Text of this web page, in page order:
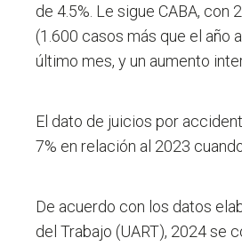
de 4.5%. Le sigue CABA, con
(1.600 casos más que el año
último mes, y un aumento
El dato de juicios por
7% en relación al 2023
De acuerdo con los datos
del Trabajo (UART), 2024 se